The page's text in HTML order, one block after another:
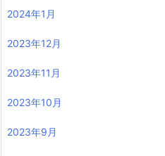
2024年1月
2023年12月
2023年11月
2023年10月
2023年9月